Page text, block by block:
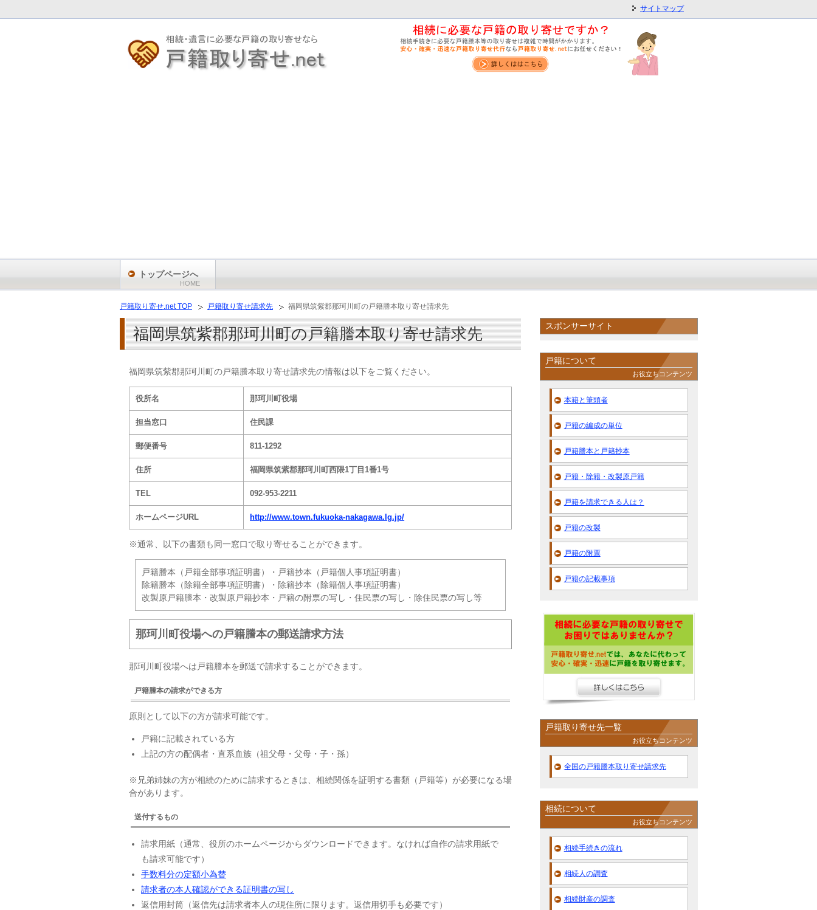
トップページへ
HOME
戸籍取り寄せ.net TOP 戸籍取り寄せ請求先 福岡県筑紫郡那珂川町の戸籍謄本取り寄せ請求先
福岡県筑紫郡那珂川町の戸籍謄本取り寄せ請求先
福岡県筑紫郡那珂川町の戸籍謄本取り寄せ請求先の情報は以下をご覧ください。
役所名 那珂川町役場
担当窓口 住民課
郵便番号 811-1292
住所 福岡県筑紫郡那珂川町西隈1丁目1番1号
TEL 092-953-2211
ホームページURL http://www.town.fukuoka-nakagawa.lg.jp/
※通常、以下の書類も同一窓口で取り寄せることができます。
戸籍謄本（戸籍全部事項証明書）・戸籍抄本（戸籍個人事項証明書）
除籍謄本（除籍全部事項証明書）・除籍抄本（除籍個人事項証明書）
改製原戸籍謄本・改製原戸籍抄本・戸籍の附票の写し・住民票の写し・除住民票の写し等
那珂川町役場への戸籍謄本の郵送請求方法
那珂川町役場へは戸籍謄本を郵送で請求することができます。
戸籍謄本の請求ができる方
原則として以下の方が請求可能です。
戸籍に記載されている方
上記の方の配偶者・直系血族（祖父母・父母・子・孫）
※兄弟姉妹の方が相続のために請求するときは、相続関係を証明する書類（戸籍等）が必要になる場
合があります。
送付するもの
請求用紙（通常、役所のホームページからダウンロードできます。なければ自作の請求用紙で
も請求可能です）
手数料分の定額小為替
請求者の本人確認ができる証明書の写し
返信用封筒（返信先は請求者本人の現住所に限ります。返信用切手も必要です）
スポンサーサイト
戸籍について
お役立ちコンテンツ
本籍と筆頭者
戸籍の編成の単位
戸籍謄本と戸籍抄本
戸籍・除籍・改製原戸籍
戸籍を請求できる人は？
戸籍の改製
戸籍の附票
戸籍の記載事項
戸籍取り寄せ先一覧
お役立ちコンテンツ
全国の戸籍謄本取り寄せ請求先
相続について
お役立ちコンテンツ
相続手続きの流れ
相続人の調査
相続財産の調査
サイトマップ